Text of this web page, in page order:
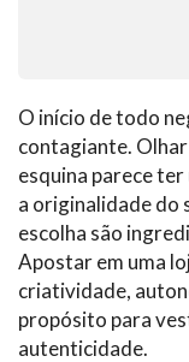
O início de todo
contagiante.
esquina parece
a originalidade do
escolha são
Apostar em uma
criatividade,
propósito para
autenticidade.